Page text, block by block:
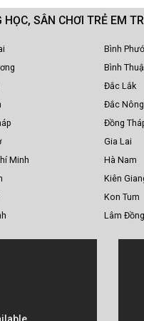
SÂN CHƠI TRẺ EM
Minh
Bình
Bình
Đắc Lắk
Đắc Nông
Đồng
Gia Lai
Hà Nam
Kiên
Kon Tum
Lâm Đồng